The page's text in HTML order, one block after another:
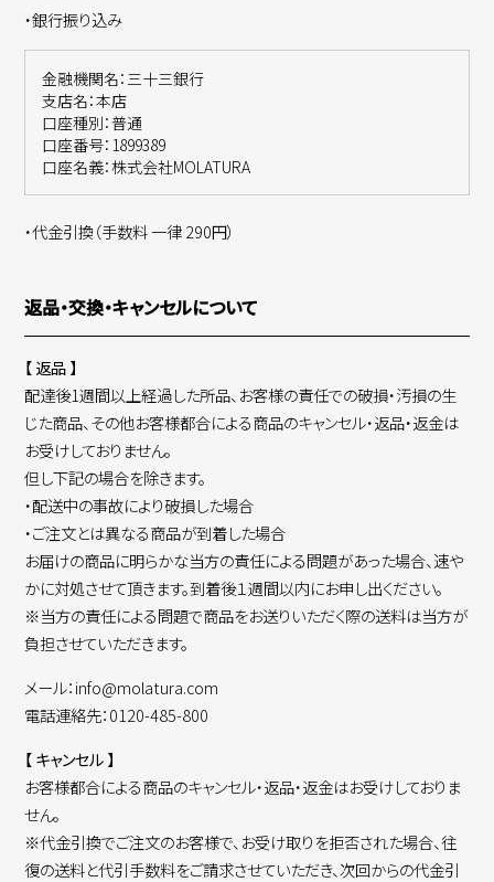
・銀行振り込み
金融機関名：三十三銀行
支店名：本店
口座種別：普通
口座番号：1899389
口座名義：株式会社MOLATURA
・代金引換（手数料 一律 290円）
返品・交換・キャンセルについて
【 返品 】
配達後1週間以上経過した所品、お客様の責任での破損・汚損の生
じた商品、その他お客様都合による商品のキャンセル・返品・返金は
お受けしておりません。
但し下記の場合を除きます。
・配送中の事故により破損した場合
・ご注文とは異なる商品が到着した場合
お届けの商品に明らかな当方の責任による問題があった場合、速や
かに対処させて頂きます。到着後１週間以内にお申し出ください。
※当方の責任による問題で商品をお送りいただく際の送料は当方が
負担させていただきます。
メール：info@molatura.com
電話連絡先：0120-485-800
【 キャンセル 】
お客様都合による商品のキャンセル・返品・返金はお受けしておりま
せん。
※代金引換でご注文のお客様で、お受け取りを拒否された場合、往
復の送料と代引手数料をご請求させていただき、次回からの代金引